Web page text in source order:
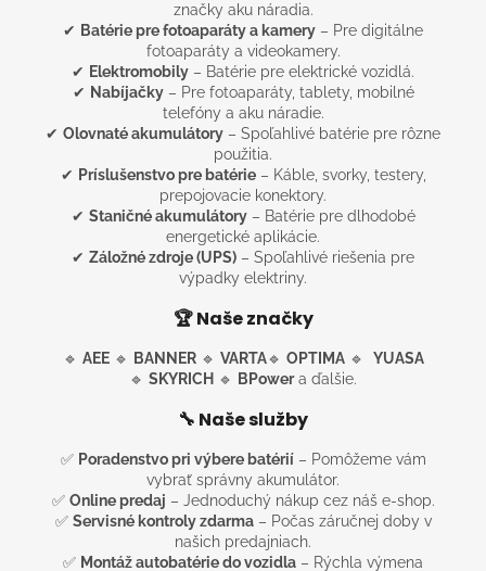
značky aku náradia.
✔ Batérie pre fotoaparáty a kamery – Pre digitálne
fotoaparáty a videokamery.
✔ Elektromobily – Batérie pre elektrické vozidlá.
✔ Nabíjačky– Pre fotoaparáty, tablety, mobilné
telefóny a aku náradie.
✔ Olovnaté akumulátory – Spoľahlivé batérie pre rôzne
použitia.
✔ Príslušenstvo pre batérie– Káble, svorky, testery,
prepojovacie konektory.
✔ Staničné akumulátory– Batérie pre dlhodobé
energetické aplikácie.
✔ Záložné zdroje (UPS) – Spoľahlivé riešenia pre
výpadky elektriny.
🏆 Naše značky
🔹 AEE🔹 BANNER🔹 VARTA🔹 OPTIMA🔹 YUASA
🔹 SKYRICH 🔹 BPowera ďalšie.
🔧 Naše služby
✅ Poradenstvo pri výbere batérií– Pomôžeme vám
vybrať správny akumulátor.
✅ Online predaj – Jednoduchý nákup cez náš e-shop.
✅ Servisné kontroly zdarma– Počas záručnej doby v
našich predajniach.
✅ Montáž autobatérie do vozidla – Rýchla výmena